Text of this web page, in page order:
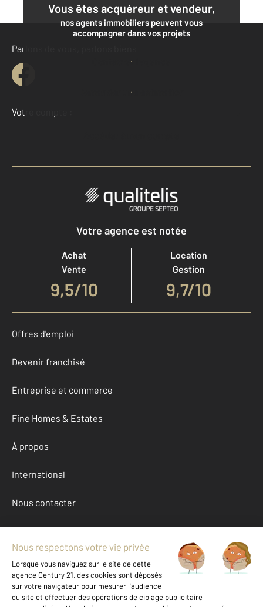
Vous êtes acquéreur et vendeur,
nos agents immobiliers peuvent vous
accompagner dans vos projets
Contacter l'agence
Demander une estimation
Parlons de vous, parlons biens
Votre compte :
Accéder à mon compte
Votre agence est notée
Achat
Vente
9,5/10
Location
Gestion
9,7/10
Offres d'emploi
Devenir franchisé
Entreprise et commerce
Fine Homes & Estates
À propos
International
Nous contacter
Mentions légales & CGU et Barèmes d'honoraires
Données personnelles
Gestionnaire des cookies